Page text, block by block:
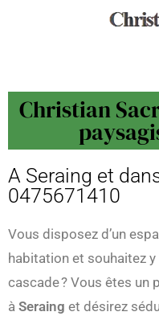
Christian
A Seraing et
0475671410
Vous disposez d’un
habitation et souhaitez
cascade ? Vous êtes un
à Seraing et désirez